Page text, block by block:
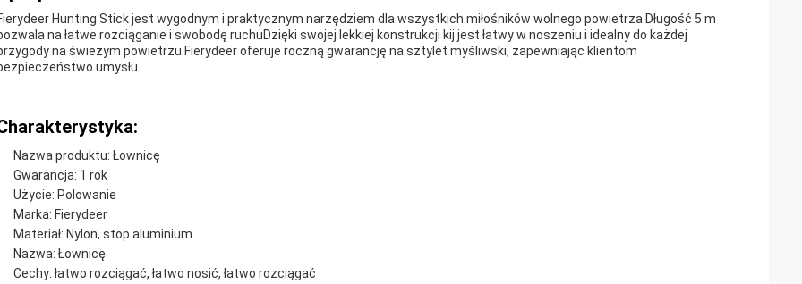
Hunting Stick jest wygodnym i praktycznym narzędziem dla wszystkich miłośników wolnego powietrza.Długość 5 m
na łatwe rozciąganie i swobodę ruchuDzięki swojej lekkiej konstrukcji kij jest łatwy w noszeniu i idealny do każdej
na świeżym powietrzu.Fierydeer oferuje roczną gwarancję na sztylet myśliwski, zapewniając klientom
umysłu.
Nazwa produktu: Łownicę
Gwarancja: 1 rok
Użycie: Polowanie
Marka: Fierydeer
Materiał: Nylon, stop aluminium
Nazwa: Łownicę
Cechy: łatwo rozciągać, łatwo nosić, łatwo rozciągać